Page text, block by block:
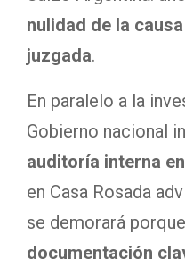
nulidad de la causa
juzgada.
En paralelo a la
Gobierno nacional
auditoría interna
en Casa Rosada
se demorará porque
documentación